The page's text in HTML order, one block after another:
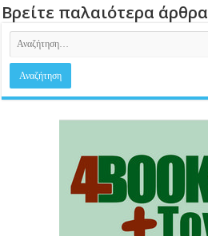
Βρείτε παλαιότερα άρθρα